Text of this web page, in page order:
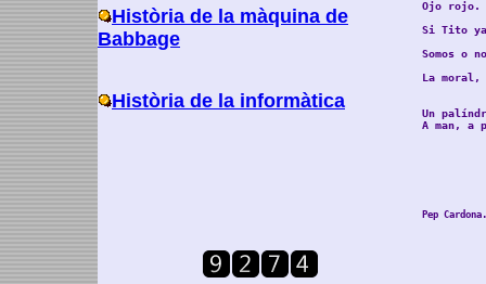
Història de la màquina de
Babbage
Història de la informàtica
Ojo rojo.
Si Tito ya
Somos o
La
Un
A man, a